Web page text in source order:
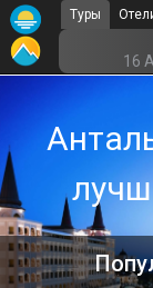
Туры
16
Главная
Офис г. Москва
Помощь
Подборки отелей
Турция